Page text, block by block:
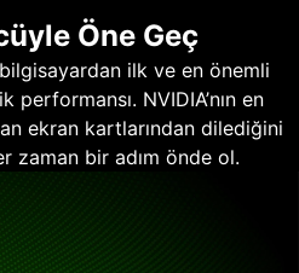
Öne Geç
ilk ve en önemli
NVIDIA’nın en
ekran kartlarından dilediğini
zaman bir adım önde ol.